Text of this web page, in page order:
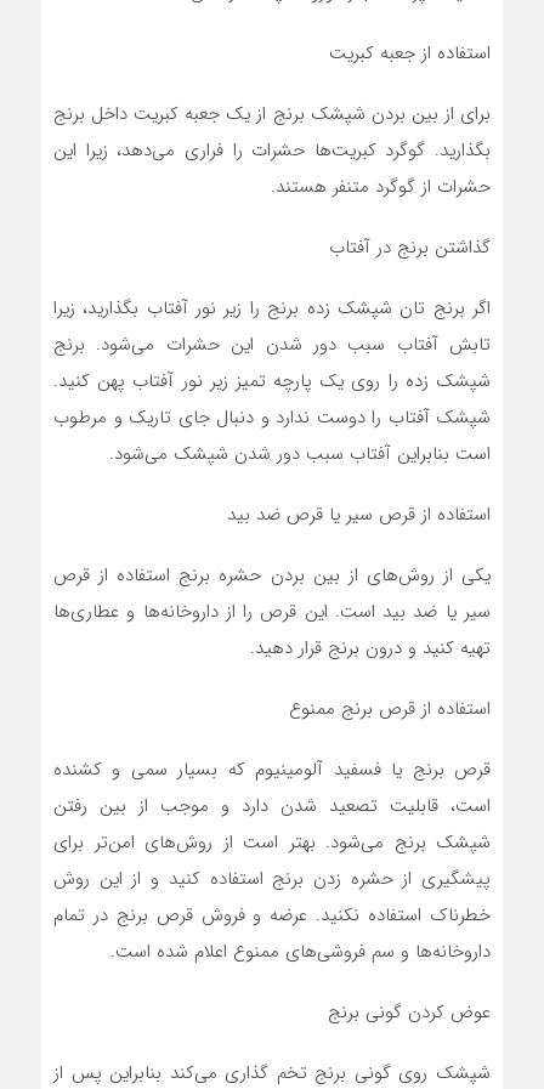
استفاده از جعبه کبریت
برای از بین بردن شپشک برنج از یک جعبه کبریت داخل برنج
بگذارید. گوگرد کبریت‌ها حشرات را فراری می‌دهد، زیرا این
حشرات از گوگرد متنفر هستند.
گذاشتن برنج در آفتاب
اگر برنج تان شپشک زده برنج را زیر نور آفتاب بگذارید، زیرا
تابش آفتاب سبب دور شدن این حشرات می‌شود. برنج
شپشک زده را روی یک پارچه تمیز زیر نور آفتاب پهن کنید.
شپشک آفتاب را دوست ندارد و دنبال جای تاریک و مرطوب
است بنابراین آفتاب سبب دور شدن شپشک می‌شود.
استفاده از قرص سیر یا قرص ضد بید
یکی از روش‌های از بین بردن حشره برنج استفاده از قرص
سیر یا ضد بید است. این قرص را از داروخانه‌ها و عطاری‌ها
تهیه کنید و درون برنج قرار دهید.
استفاده از قرص برنج ممنوع
قرص برنج یا فسفید آلومینیوم که بسیار سمی و کشنده
است، قابلیت تصعید شدن دارد و موجب از بین رفتن
شپشک برنج می‌شود. بهتر است از روش‌های امن‌تر برای
پیشگیری از حشره زدن برنج استفاده کنید و از این روش
خطرناک استفاده نکنید. عرضه و فروش قرص برنج در تمام
داروخانه‌ها و سم فروشی‌های ممنوع اعلام شده است.
عوض کردن گونی برنج
شپشک روی گونی برنج تخم گذاری می‌کند بنابراین پس از